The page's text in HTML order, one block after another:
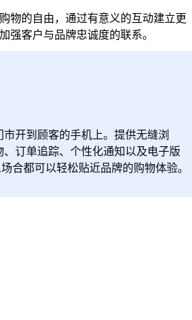
物的自由，通过有意义的互动建立更
强客户与品牌忠诚度的联系。
开到顾客的手机上。提供无缝浏
、订单追踪、个性化通知以及电子版
合都可以轻松贴近品牌的购物体验。